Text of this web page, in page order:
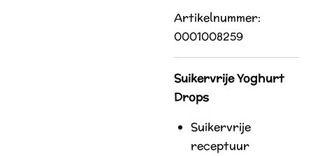
Artikelnummer:
0001008259
Suikervrije Yoghurt
Drops
Suikervrije
receptuur